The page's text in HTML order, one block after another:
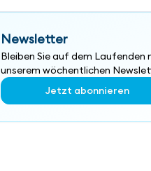
Newsletter
Bleiben Sie auf dem Laufenden
unserem wöchentlichen
Jetzt abonnieren